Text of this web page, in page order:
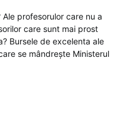
profesorulor care nu a
care sunt mai prost
Bursele de excelenta ale
se mândrește Ministerul